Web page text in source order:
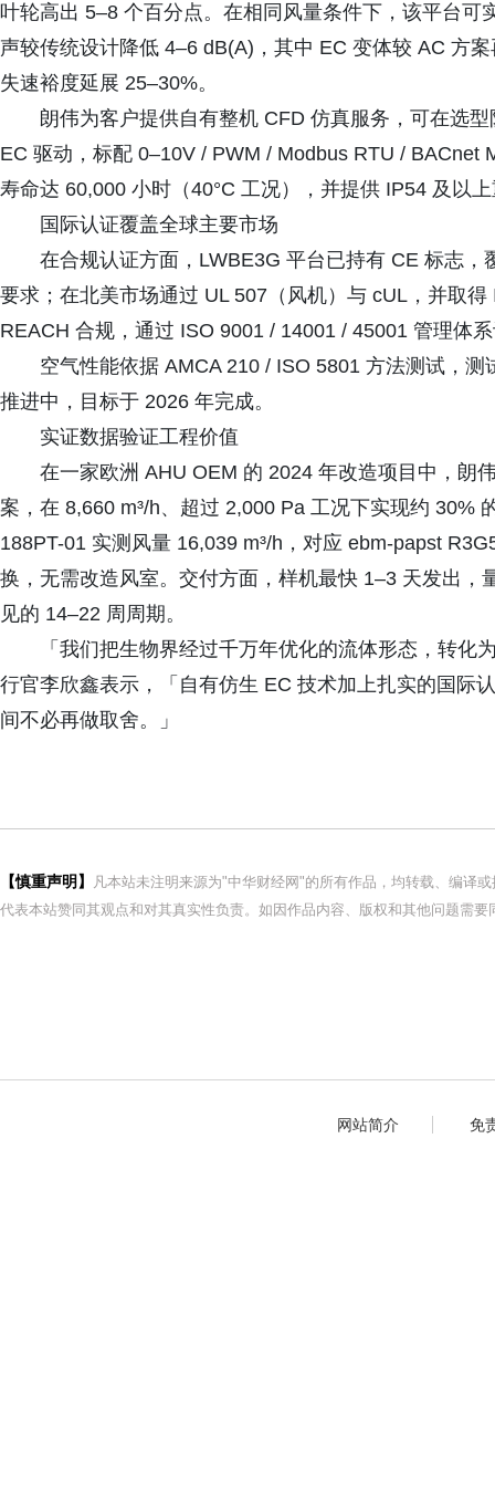
叶轮高出 5–8 个百分点。在相同风量条件下，该平台
声较传统设计降低 4–6 dB(A)，其中 EC 变体较 AC 方
失速裕度延展 25–30%。
朗伟为客户提供自有整机 CFD 仿真服务，可在选
EC 驱动，标配 0–10V / PWM / Modbus RTU / BACnet
寿命达 60,000 小时（40°C 工况），并提供 IP54 及以
国际认证覆盖全球主要市场
在合规认证方面，LWBE3G 平台已持有 CE 标志
要求；在北美市场通过 UL 507（风机）与 cUL，并取
REACH 合规，通过 ISO 9001 / 14001 / 45001 管理体
空气性能依据 AMCA 210 / ISO 5801 方法测试，
推进中，目标于 2026 年完成。
实证数据验证工程价值
在一家欧洲 AHU OEM 的 2024 年改造项目中，朗
案，在 8,660 m³/h、超过 2,000 Pa 工况下实现约 30%
188PT-01 实测风量 16,039 m³/h，对应 ebm-papst
换，无需改造风室。交付方面，样机最快 1–3 天发出
见的 14–22 周周期。
「我们把生物界经过千万年优化的流体形态，转
行官李欣鑫表示，「自有仿生 EC 技术加上扎实的国际
间不必再做取舍。」
【慎重声明】
凡本站未注明来源为"中华财经网"的所有作品，均转载、编译
代表本站赞同其观点和对其真实性负责。如因作品内容、版权和其他问题需
网站简介 免